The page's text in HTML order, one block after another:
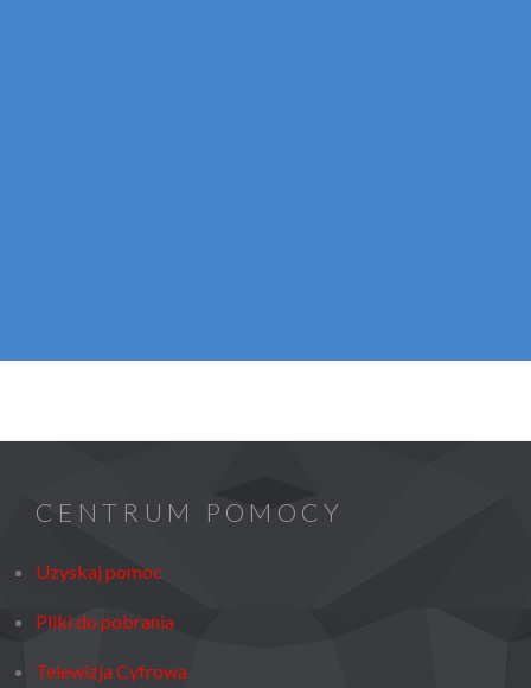
CENTRUM POMOCY
Uzyskaj pomoc
Pliki do pobrania
Telewizja Cyfrowa